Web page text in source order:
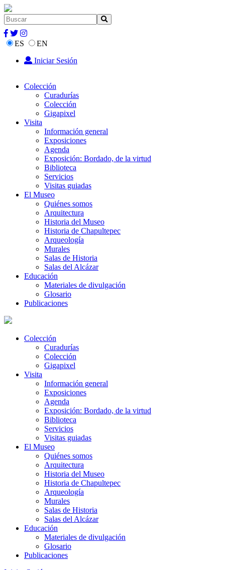
ES
EN
Iniciar Sesión
Colección
Curadurías
Colección
Gigapixel
Visita
Información general
Exposiciones
Agenda
Exposición: Bordado, de la virtud
Biblioteca
Servicios
Visitas guiadas
El Museo
Quiénes somos
Arquitectura
Historia del Museo
Historia de Chapultepec
Arqueología
Murales
Salas de Historia
Salas del Alcázar
Educación
Materiales de divulgación
Glosario
Publicaciones
Colección
Curadurías
Colección
Gigapixel
Visita
Información general
Exposiciones
Agenda
Exposición: Bordado, de la virtud
Biblioteca
Servicios
Visitas guiadas
El Museo
Quiénes somos
Arquitectura
Historia del Museo
Historia de Chapultepec
Arqueología
Murales
Salas de Historia
Salas del Alcázar
Educación
Materiales de divulgación
Glosario
Publicaciones